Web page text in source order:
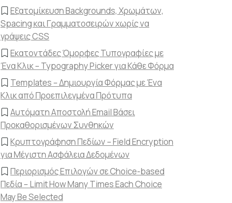
Εξατομίκευση Backgrounds, Χρωμάτων,
Spacing και Γραμματοσειρών χωρίς να
γράψεις CSS
Εκατοντάδες Όμορφες Τυπογραφίες με
Ένα Κλικ – Typography Picker για Κάθε Φόρμα
Templates – Δημιουργία Φόρμας με Ένα
Κλικ από Προεπιλεγμένα Πρότυπα
Αυτόματη Αποστολή Email Βάσει
Προκαθορισμένων Συνθηκών
Κρυπτογράφηση Πεδίων – Field Encryption
για Μέγιστη Ασφάλεια Δεδομένων
Περιορισμός Επιλογών σε Choice-based
Πεδία – Limit How Many Times Each Choice
May Be Selected